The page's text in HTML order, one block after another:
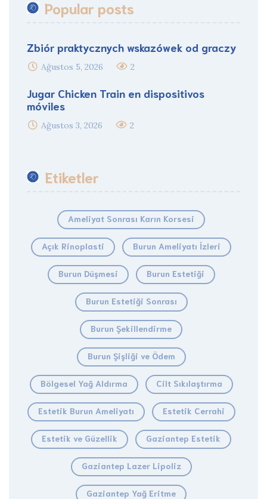
Popular posts
Zbiór praktycznych wskazówek od graczy
Ağustos 5, 2026 2
Jugar Chicken Train en dispositivos
móviles
Ağustos 3, 2026 2
Etiketler
Ameliyat Sonrası Karın Korsesi
Açık Rinoplasti Burun Ameliyatı İzleri
Burun Düşmesi Burun Estetiği
Burun Estetiği Sonrası
Burun Şekillendirme
Burun Şişliği ve Ödem
Bölgesel Yağ Aldırma Cilt Sıkılaştırma
Estetik Burun Ameliyatı Estetik Cerrahi
Estetik ve Güzellik Gaziantep Estetik
Gaziantep Lazer Lipoliz
Gaziantep Yağ Eritme